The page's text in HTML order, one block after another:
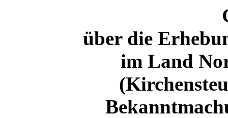
über die
im Land